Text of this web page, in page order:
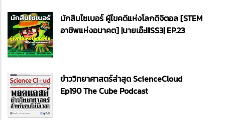
นักสืบไซเบอร์ ผู้ไขคดีแห่งโลกดิจิตอล [STEM
อาชีพแห่งอนาคต] |นายเอ๊ะ!!!SS3| EP.23
ข่าววิทยาศาสตร์ล่าสุด ScienceCloud
Ep190 The Cube Podcast